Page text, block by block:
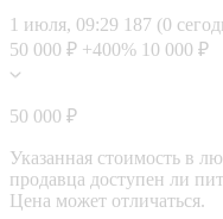
1 июля, 09:29 187 (0
50 000 ₽ +400% 10 000 ₽
50 000 ₽
Указанная стоимость в
продавца доступен ли
Цена может отличаться.